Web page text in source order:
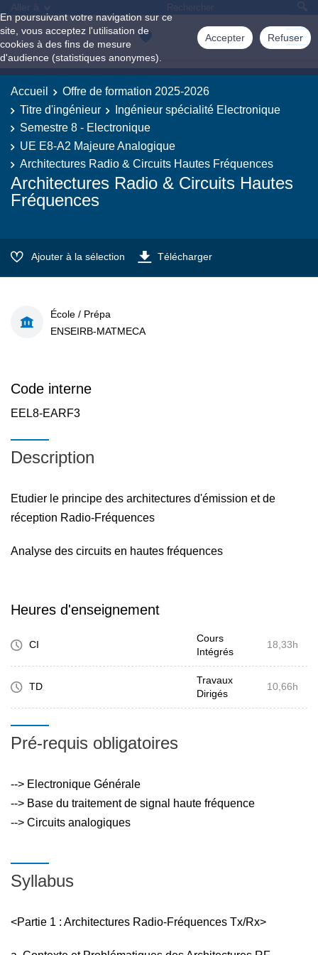
En poursuivant votre navigation sur ce
site, vous acceptez l'utilisation de
cookies à des fins de mesure
d'audience (statistiques anonymes).
Accepter Refuser
Aller à
Accueil
Offre de formation 2025-2026
Titre d'ingénieur
Ingénieur spécialité Electronique
Semestre 8 - Electronique
UE E8-A2 Majeure Analogique
Architectures Radio & Circuits Hautes Fréquences
Architectures Radio & Circuits Hautes
Fréquences
Ajouter à la sélection Télécharger
École / Prépa
ENSEIRB-MATMECA
Code interne
EEL8-EARF3
Description
Etudier le principe des architectures d'émission et de
réception Radio-Fréquences
Analyse des circuits en hautes fréquences
Heures d'enseignement
CI
Cours
Intégrés
18,33h
TD
Travaux
Dirigés
10,66h
Pré-requis obligatoires
--> Electronique Générale
--> Base du traitement de signal haute fréquence
--> Circuits analogiques
Syllabus
<Partie 1 : Architectures Radio-Fréquences Tx/Rx>